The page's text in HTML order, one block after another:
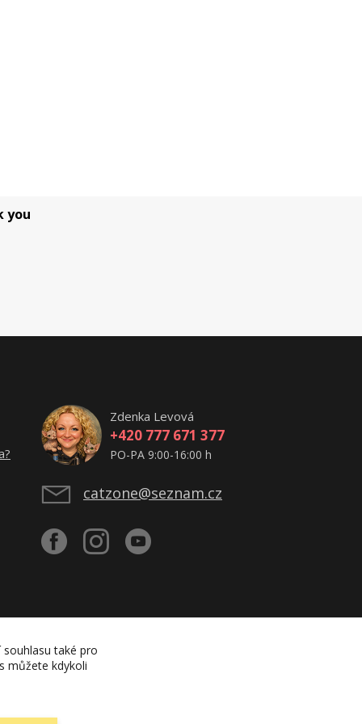
you
Zdenka Levová
+420 777 671 377
PO-PA 9:00-16:00 h
catzone@seznam.cz
také pro
můžete kdykoli